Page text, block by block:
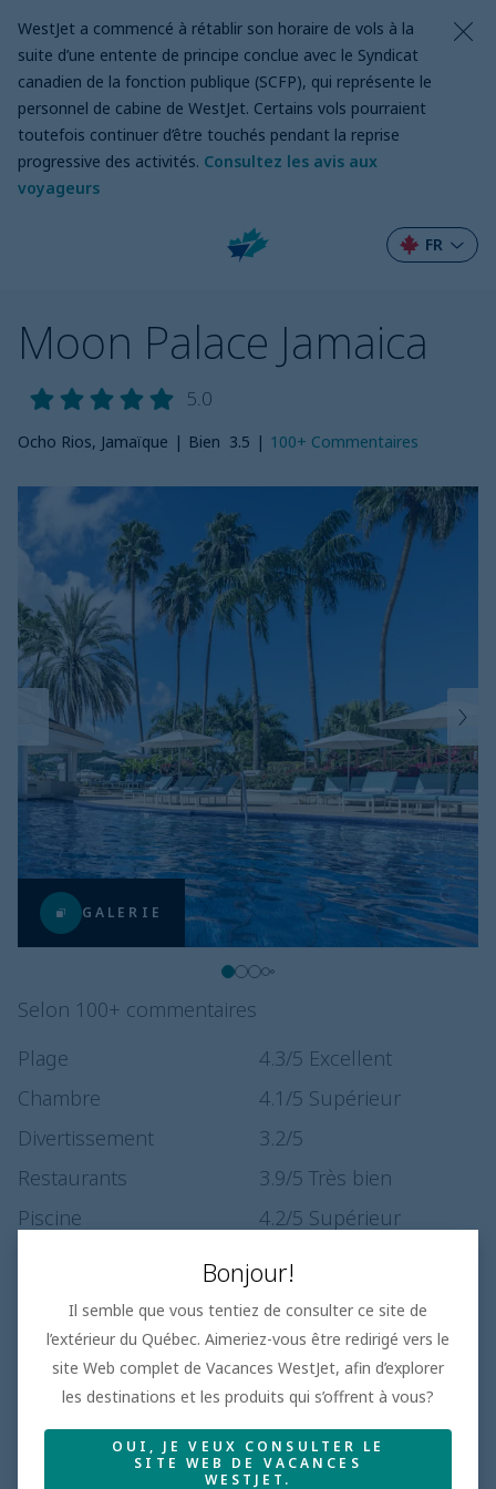
WestJet a commencé à rétablir son horaire de vols à la
suite d’une entente de principe conclue avec le Syndicat
canadien de la fonction publique (SCFP), qui représente le
personnel de cabine de WestJet. Certains vols pourraient
toutefois continuer d’être touchés pendant la reprise
progressive des activités. Consultez les avis aux
voyageurs
FR
Moon Palace Jamaica
5.0
Ocho Rios, Jamaïque | Bien 3.5 | 100+ Commentaires
GALERIE
Selon 100+ commentaires
Plage
4.3/5 Excellent
Chambre
4.1/5 Supérieur
Divertissement
3.2/5
Restaurants
3.9/5 Très bien
Piscine
4.2/5 Supérieur
/5
Hôtels de luxe
Les hôtels de luxe les mieux cotés, où les clients
reviennent à coup sûr
Hôtels 5 étoiles dans les destinations les plus prisées
Bonjour!
Il semble que vous tentiez de consulter ce site de
l’extérieur du Québec. Aimeriez-vous être redirigé vers le
site Web complet de Vacances WestJet, afin d’explorer
les destinations et les produits qui s’offrent à vous?
OUI, JE VEUX CONSULTER LE
SITE WEB DE VACANCES
WESTJET.